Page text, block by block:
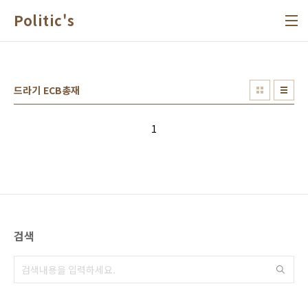
Politic's
드라기 ECB총재
1
검색